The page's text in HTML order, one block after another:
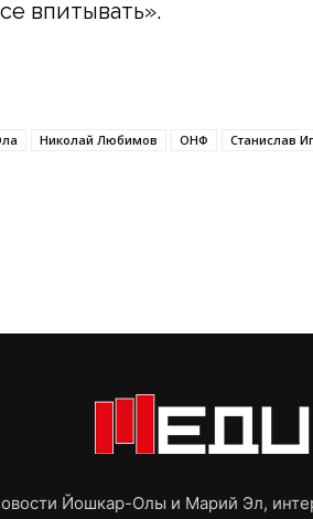
впитывать».
Николай Любимов ОНФ Станислав
Йошкар-Олы и Марий Эл,